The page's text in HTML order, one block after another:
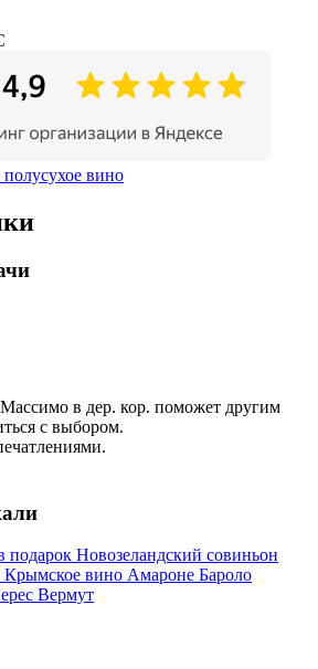
вино
в дер. кор. поможет другим
с выбором.
подарок Новозеландский совиньон
Крымское вино Амароне Бароло
Вермут